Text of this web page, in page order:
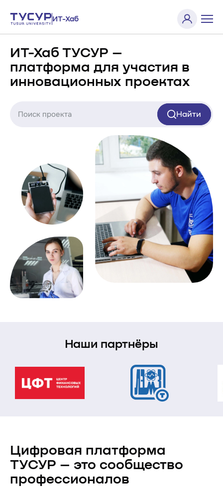
ИТ-Хаб
ИТ-Хаб ТУСУР –
платформа для участия в
инновационных проектах
Найти
Наши партнёры
Цифровая платформа
ТУСУР – это cообщество
профессионалов